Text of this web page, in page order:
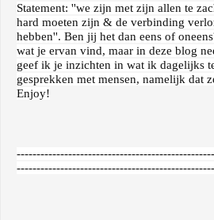
Statement: ''we zijn met zijn allen te
hard moeten zijn & de verbinding
hebben''. Ben jij het dan eens of
wat je ervan vind, maar in deze blog
geef ik je inzichten in wat ik dagelijks
gesprekken met mensen, namelijk dat
Enjoy!